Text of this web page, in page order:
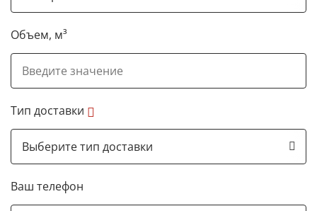
Объем, м³
Тип доставки
Ваш телефон